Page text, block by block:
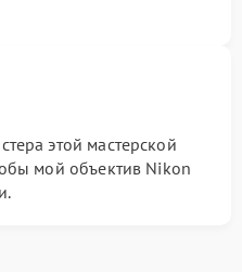
этой мастерской
мой объектив Nikon